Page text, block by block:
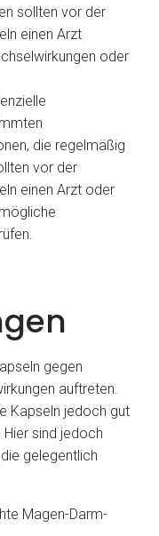
sollten vor der
einen Arzt
oder
die regelmäßig
vor der
einen Arzt oder
gegen
auftreten.
Kapseln jedoch gut
sind jedoch
gelegentlich
Magen-Darm-